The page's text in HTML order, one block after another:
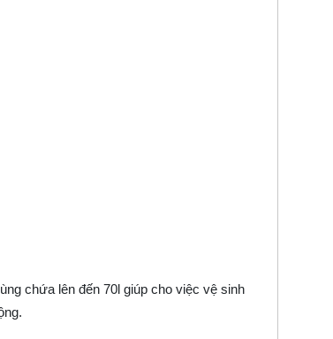
chứa lên đến 70l giúp cho việc vệ sinh